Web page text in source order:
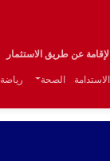
عن طريق الاستثمار
الاستدامة الصحة رياضة